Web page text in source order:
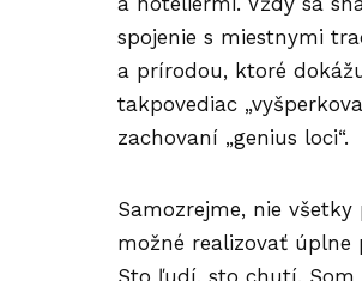
spojenie s miestnymi
a prírodou, ktoré
takpovediac
zachovaní „genius loci“.
Samozrejme, nie všetky
možné realizovať úplne
Sto ľudí, sto chutí. Som